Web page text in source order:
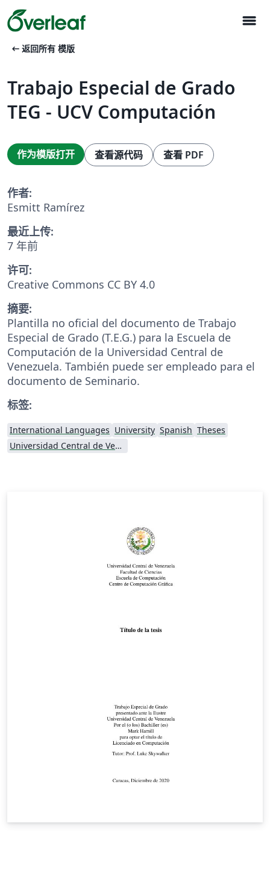
menu
arrow_left_alt 返回所有 模版
Trabajo Especial de Grado
TEG - UCV Computación
作为模版打开 查看源代码 查看 PDF
作者:
Esmitt Ramírez
最近上传:
7 年前
许可:
Creative Commons CC BY 4.0
摘要:
Plantilla no oficial del documento de Trabajo
Especial de Grado (T.E.G.) para la Escuela de
Computación de la Universidad Central de
Venezuela. También puede ser empleado para el
documento de Seminario.
标签:
International Languages University Spanish Theses
Universidad Central de Venezuela